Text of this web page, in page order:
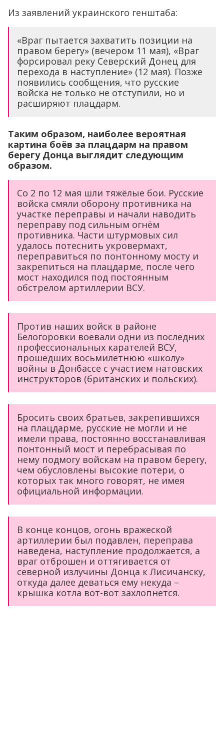
Из заявлений украинского генштаба:
«Враг пытается захватить позиции на
правом берегу» (вечером 11 мая), «Враг
форсировал реку Северский Донец для
перехода в наступление» (12 мая). Позже
появились сообщения, что русские
войска не только не отступили, но и
расширяют плацдарм.
Таким образом, наиболее вероятная
картина боёв за плацдарм на правом
берегу Донца выглядит следующим
образом.
Со 2 по 12 мая шли тяжёлые бои. Русские
войска смяли оборону противника на
участке переправы и начали наводить
переправу под сильным огнём
противника. Части штурмовых сил
удалось потеснить укровермахт,
переправиться по понтонному мосту и
закрепиться на плацдарме, после чего
мост находился под постоянным
обстрелом артиллерии ВСУ.
Против наших войск в районе
Белогоровки воевали одни из последних
профессиональных карателей ВСУ,
прошедших восьмилетнюю «школу»
войны в Донбассе с участием натовских
инструкторов (британских и польских).
Бросить своих братьев, закрепившихся
на плацдарме, русские не могли и не
имели права, постоянно восстанавливая
понтонный мост и перебрасывая по
нему подмогу войскам на правом берегу,
чем обусловлены высокие потери, о
которых так много говорят, не имея
официальной информации.
В конце концов, огонь вражеской
артиллерии был подавлен, переправа
наведена, наступление продолжается, а
враг отброшен и оттягивается от
северной излучины Донца к Лисичанску,
откуда далее деваться ему некуда –
крышка котла вот-вот захлопнется.